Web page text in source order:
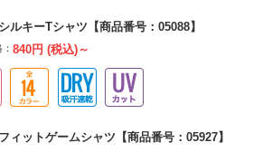
ルキーTシャツ【商品番号：05088】
840円 (税込)～
ィットゲームシャツ【商品番号：05927】